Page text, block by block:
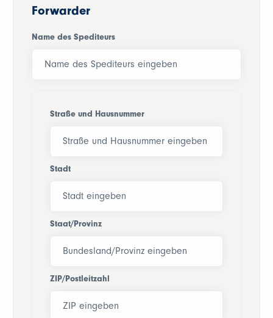
Forwarder
Name des Spediteurs
Straße und Hausnummer
Stadt
Staat/Provinz
ZIP/Postleitzahl